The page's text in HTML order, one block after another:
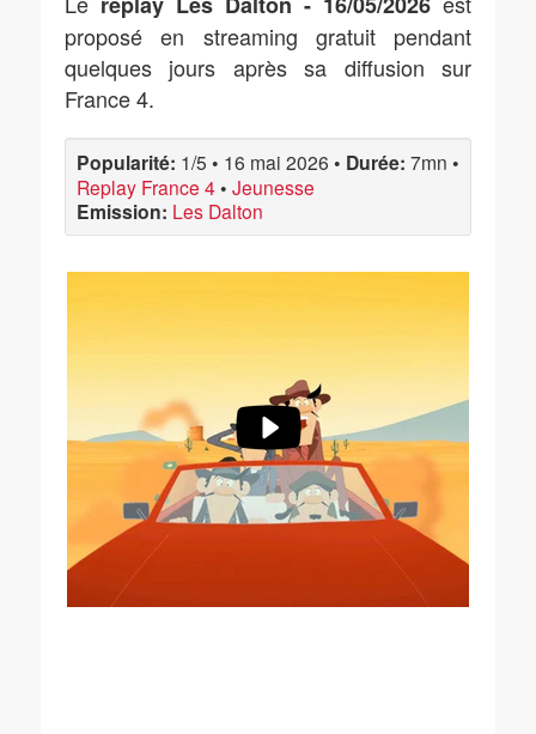
proposé en streaming gratuit pendant
quelques jours après sa diffusion sur
France 4.
Popularité: 1/5 • 16 mai 2026 • Durée: 7mn •
Replay France 4 • Jeunesse
Emission: Les Dalton